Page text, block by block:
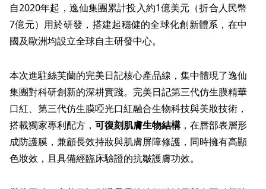
自2020年起， 逸仙集團累計投入約1億美元（折合人民幣
7億元）用於研發，搭建起穩健的全球化創新體系，在中
國及歐洲均設立全球自主研發中心。
本次進駐絲芙蘭的完美日記核心產品線，集中體現了逸仙
集團對科研創新的深耕實踐。完美日記第三代仿生膜精華
口紅、第三代仿生膜啞光口紅融合生物科技與美妝技術，
搭載獨家專利配方， 可復刻肌膚生物結構，在唇部表層形
成防護膜，兼顧長效持妝與肌膚屏障修護，同時擁有高顯
色妝效，且具備經臨床驗證的抗皺護膚功效。